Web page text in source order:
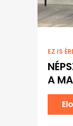
EZ IS
A